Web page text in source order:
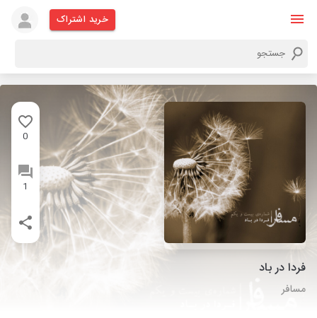
خرید اشتراک
0
1
فردا در باد
مسافر